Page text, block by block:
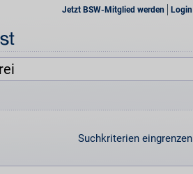
Jetzt BSW-Mitglied werden Login
Suchkriterien eingrenzen